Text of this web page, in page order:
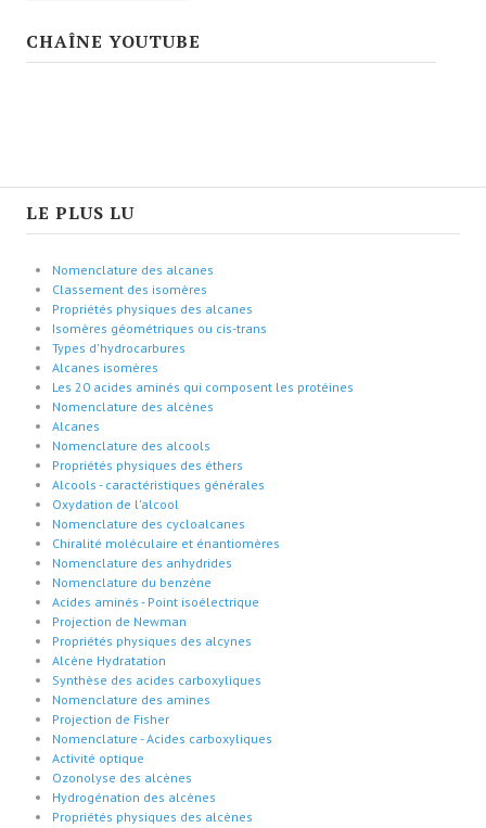
CHAÎNE YOUTUBE
LE PLUS LU
Nomenclature des alcanes
Classement des isomères
Propriétés physiques des alcanes
Isomères géométriques ou cis-trans
Types d'hydrocarbures
Alcanes isomères
Les 20 acides aminés qui composent les protéines
Nomenclature des alcènes
Alcanes
Nomenclature des alcools
Propriétés physiques des éthers
Alcools - caractéristiques générales
Oxydation de l'alcool
Nomenclature des cycloalcanes
Chiralité moléculaire et énantiomères
Nomenclature des anhydrides
Nomenclature du benzène
Acides aminés - Point isoélectrique
Projection de Newman
Propriétés physiques des alcynes
Alcène Hydratation
Synthèse des acides carboxyliques
Nomenclature des amines
Projection de Fisher
Nomenclature - Acides carboxyliques
Activité optique
Ozonolyse des alcènes
Hydrogénation des alcènes
Propriétés physiques des alcènes